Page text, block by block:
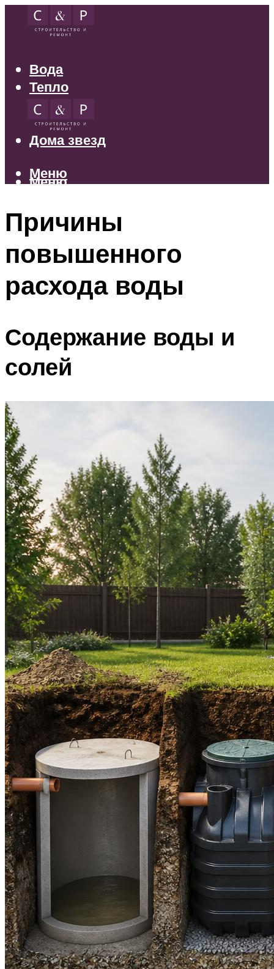
Вода
Тепло
Электрика
Свет
Дома звезд
Меню
Меню
Причины
повышенного
расхода воды
Содержание воды и
солей